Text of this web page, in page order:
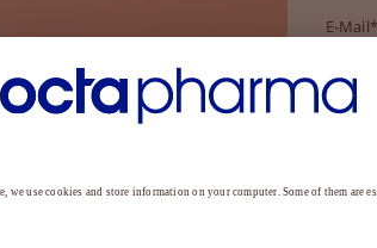
E-Mail*